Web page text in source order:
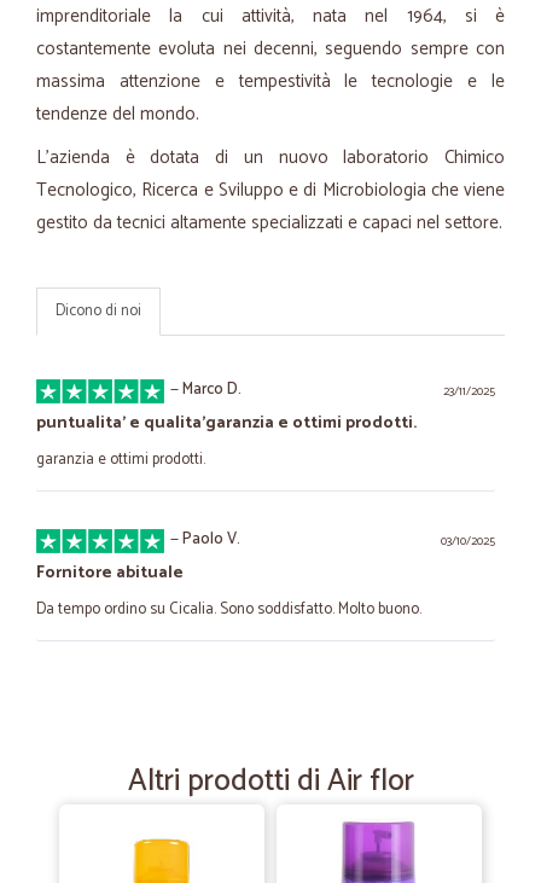
imprenditoriale la cui attività, nata nel 1964, si è
costantemente evoluta nei decenni, seguendo sempre con
massima attenzione e tempestività le tecnologie e le
tendenze del mondo.
L'azienda è dotata di un nuovo laboratorio Chimico
Tecnologico, Ricerca e Sviluppo e di Microbiologia che viene
gestito da tecnici altamente specializzati e capaci nel settore.
Dicono di noi
23/11/2025
—Marco D.
puntualita' e qualita'garanzia e ottimi prodotti.
garanzia e ottimi prodotti.
03/10/2025
—Paolo V.
Fornitore abituale
Da tempo ordino su Cicalia. Sono soddisfatto. Molto buono.
—Trustpilot
Altri prodotti di Air flor